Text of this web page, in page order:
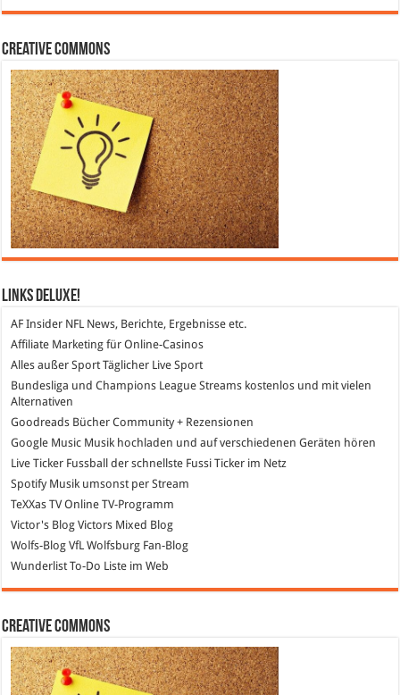
Creative Commons
Links DeLuXe!
AF Insider NFL News, Berichte, Ergebnisse etc.
Affiliate Marketing für Online-Casinos
Alles außer Sport Täglicher Live Sport
Bundesliga und Champions League Streams kostenlos und mit vielen
Alternativen
Goodreads Bücher Community + Rezensionen
Google Music Musik hochladen und auf verschiedenen Geräten hören
Live Ticker Fussball der schnellste Fussi Ticker im Netz
SpotifyMusik umsonst per Stream
TeXXas TVOnline TV-Programm
Victor's Blog Victors Mixed Blog
Wolfs-Blog VfL Wolfsburg Fan-Blog
Wunderlist To-Do Liste im Web
Creative Commons